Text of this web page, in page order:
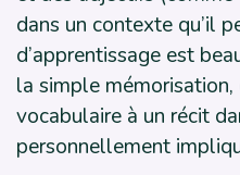
dans un contexte qu’il
d’apprentissage est
la simple
vocabulaire à un récit
personnellement